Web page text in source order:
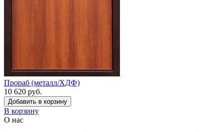
Прораб (металл/ХДФ)
10 620 руб.
Добавить в корзину
В корзину
О нас